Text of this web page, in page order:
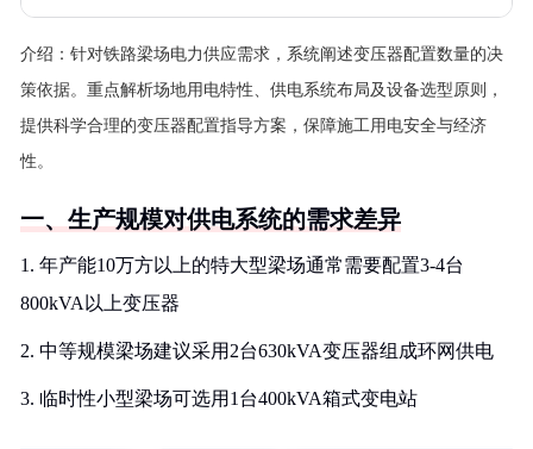
介绍： 针对铁路梁场电力供应需求，系统阐述变压器配置数量的决
策依据。重点解析场地用电特性、供电系统布局及设备选型原则，
提供科学合理的变压器配置指导方案，保障施工用电安全与经济
性。
一、生产规模对供电系统的需求差异
1. 年产能10万方以上的特大型梁场通常需要配置3-4台
800kVA以上变压器
2. 中等规模梁场建议采用2台630kVA变压器组成环网供电
3. 临时性小型梁场可选用1台400kVA箱式变电站